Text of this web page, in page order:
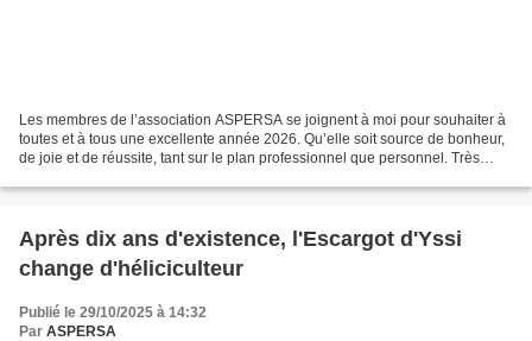
Les membres de l’association ASPERSA se joignent à moi pour souhaiter à
toutes et à tous une excellente année 2026. Qu’elle soit source de bonheur,
de joie et de réussite, tant sur le plan professionnel que personnel. Très
Après dix ans d'existence, l'Escargot d'Yssi
change d'héliciculteur
Publié le 29/10/2025 à 14:32
Par ASPERSA